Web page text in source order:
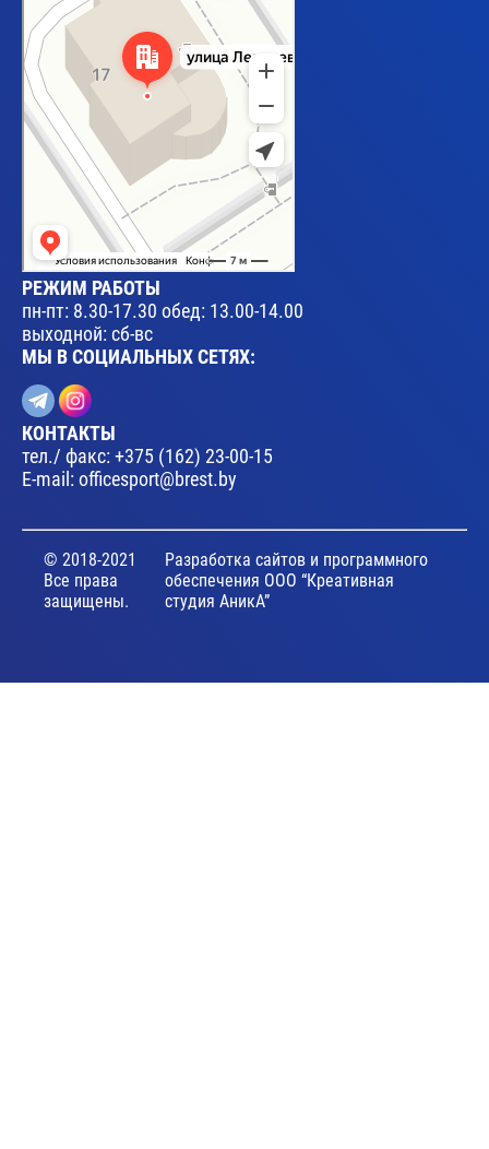
РЕЖИМ РАБОТЫ
пн-пт: 8.30-17.30 обед: 13.00-14.00
выходной: сб-вс
МЫ В СОЦИАЛЬНЫХ СЕТЯХ:
КОНТАКТЫ
тел./ факс:+375 (162) 23-00-15
E-mail: officesport@brest.by
© 2018-2021
Все права
защищены.
Разработка сайтов и программного
обеспечения ООО “Креативная
студия АникА”